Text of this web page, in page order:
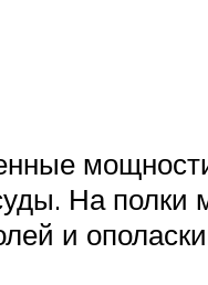
На полки
и